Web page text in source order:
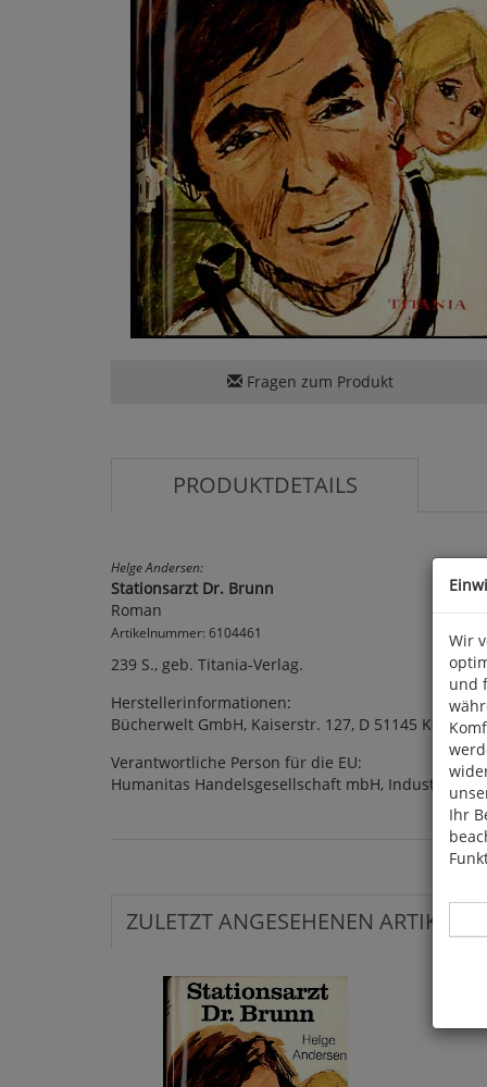
Fragen zum Produkt
PRODUKTDETAILS
Helge Andersen:
Stationsarzt Dr. Brunn
Roman
Artikelnummer: 6104461
239 S., geb. Titania-Verlag.
Herstellerinformationen:
Bücherwelt GmbH, Kaiserstr. 127, D 51145 Köln
Verantwortliche Person für die EU:
Humanitas Handelsgesellschaft mbH,
ZULETZT ANGESEHENEN ARTIKEL:
Wir
und
Ihr